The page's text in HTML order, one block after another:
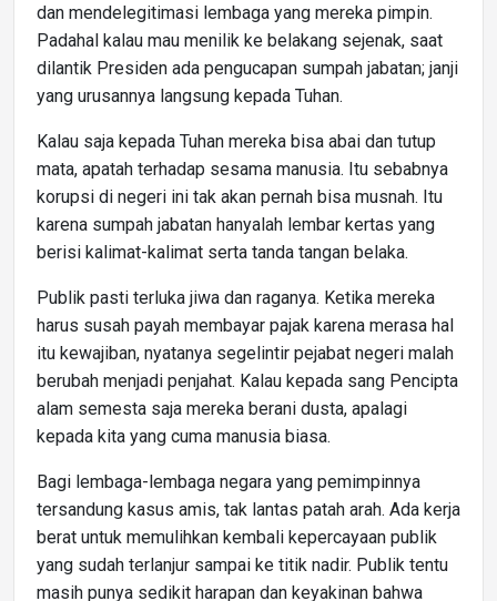
dan mendelegitimasi lembaga yang mereka pimpin.
Padahal kalau mau menilik ke belakang sejenak, saat
dilantik Presiden ada pengucapan sumpah jabatan; janji
yang urusannya langsung kepada Tuhan.
Kalau saja kepada Tuhan mereka bisa abai dan tutup
mata, apatah terhadap sesama manusia. Itu sebabnya
korupsi di negeri ini tak akan pernah bisa musnah. Itu
karena sumpah jabatan hanyalah lembar kertas yang
berisi kalimat-kalimat serta tanda tangan belaka.
Publik pasti terluka jiwa dan raganya. Ketika mereka
harus susah payah membayar pajak karena merasa hal
itu kewajiban, nyatanya segelintir pejabat negeri malah
berubah menjadi penjahat. Kalau kepada sang Pencipta
alam semesta saja mereka berani dusta, apalagi
kepada kita yang cuma manusia biasa.
Bagi lembaga-lembaga negara yang pemimpinnya
tersandung kasus amis, tak lantas patah arah. Ada kerja
berat untuk memulihkan kembali kepercayaan publik
yang sudah terlanjur sampai ke titik nadir. Publik tentu
masih punya sedikit harapan dan keyakinan bahwa